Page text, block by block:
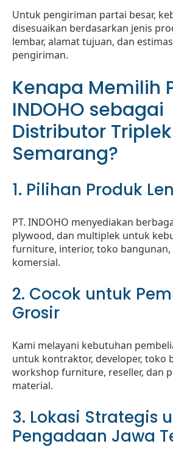
Untuk pengiriman partai besar,
disesuaikan berdasarkan jenis
lembar, alamat tujuan, dan
pengiriman.
Kenapa Memilih
INDOHO sebagai
Distributor Triplek
Semarang?
1. Pilihan Produk
PT. INDOHO menyediakan
plywood, dan multiplek untuk
furniture, interior, toko
komersial.
2. Cocok untuk
Grosir
Kami melayani kebutuhan
untuk kontraktor, developer, toko
workshop furniture, reseller, dan
material.
3. Lokasi Strategis
Pengadaan Jawa